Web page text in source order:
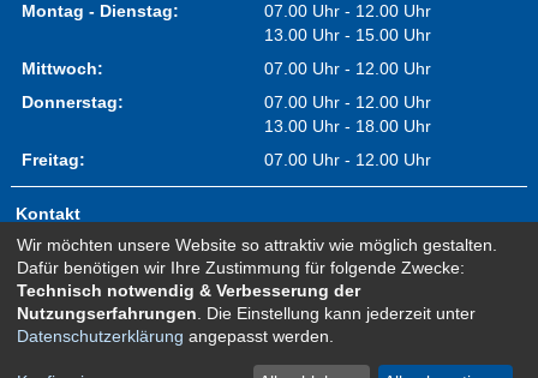
Montag - Dienstag:
07.00 Uhr - 12.00 Uhr
13.00 Uhr - 15.00 Uhr
Mittwoch:
07.00 Uhr - 12.00 Uhr
Donnerstag:
07.00 Uhr - 12.00 Uhr
13.00 Uhr - 18.00 Uhr
Freitag:
07.00 Uhr - 12.00 Uhr
Kontakt
Impressum
Erklärung zur Barrierefreiheit
Sitemap
Newsletter Anmeldung
Wir möchten unsere Website so attraktiv wie möglich gestalten.
Dafür benötigen wir Ihre Zustimmung für folgende Zwecke:
Technisch notwendig & Verbesserung der
Nutzungserfahrungen . Die Einstellung kann jederzeit unter
Datenschutzerklärung angepasst werden.